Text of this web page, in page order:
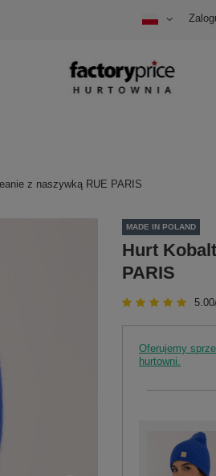
z naszywką RUE PARIS
MADE IN POLAND
Hurt
PARIS
Oferujemy
hurtowni.